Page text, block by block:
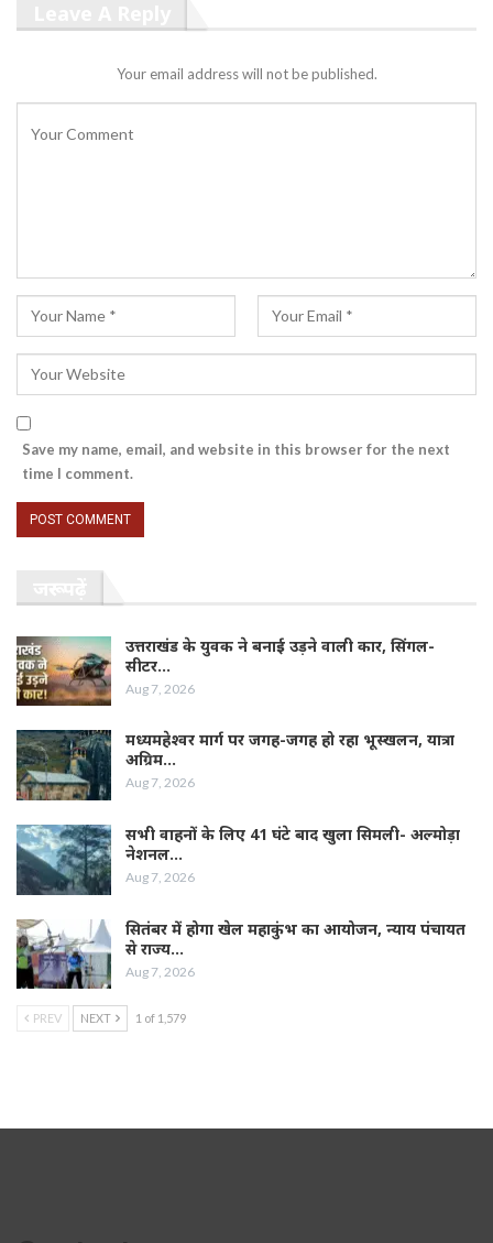
Your email address will not be published.
Save my name, email, and website in this browser for the next
time I comment.
उत्तराखंड के युवक ने बनाई उड़ने वाली कार, सिंगल-
सीटर…
Aug 7, 2026
मध्यमहेश्वर मार्ग पर जगह-जगह हो रहा भूस्खलन, यात्रा
अग्रिम…
Aug 7, 2026
सभी वाहनों के लिए 41 घंटे बाद खुला सिमली- अल्मोड़ा
नेशनल…
Aug 7, 2026
सितंबर में होगा खेल महाकुंभ का आयोजन, न्याय पंचायत
से राज्य…
Aug 7, 2026
PREV NEXT 1 of 1,579